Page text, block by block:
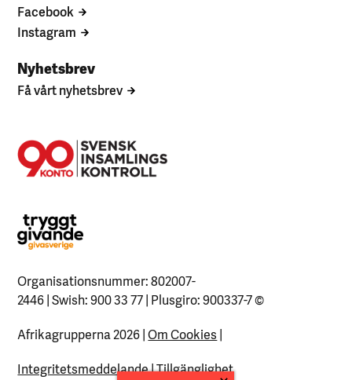
Facebook
Instagram
Nyhetsbrev
Få vårt nyhetsbrev
Organisationsnummer: 802007-
2446 | Swish: 900 33 77 | Plusgiro: 900337-7©
Afrikagrupperna 2026 |Om Cookies |
Integritetsmeddelande|Tillgänglighet